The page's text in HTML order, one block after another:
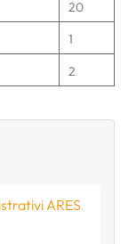
20
1
2
ARES